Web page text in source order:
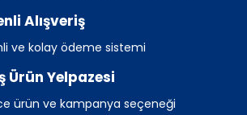
Alışveriş
ve kolay ödeme sistemi
Ürün Yelpazesi
ürün ve kampanya seçeneği